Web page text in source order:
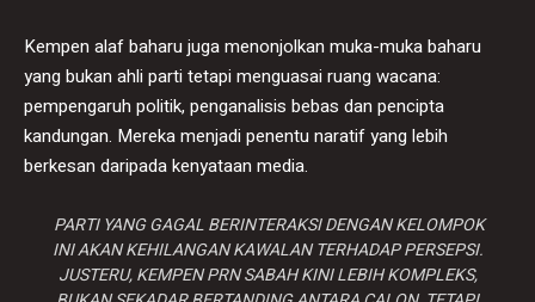
Kempen alaf baharu juga menonjolkan muka-muka baharu
yang bukan ahli parti tetapi menguasai ruang wacana:
pempengaruh politik, penganalisis bebas dan pencipta
kandungan. Mereka menjadi penentu naratif yang lebih
berkesan daripada kenyataan media.
PARTI YANG GAGAL BERINTERAKSI DENGAN KELOMPOK
INI AKAN KEHILANGAN KAWALAN TERHADAP PERSEPSI.
JUSTERU, KEMPEN PRN SABAH KINI LEBIH KOMPLEKS,